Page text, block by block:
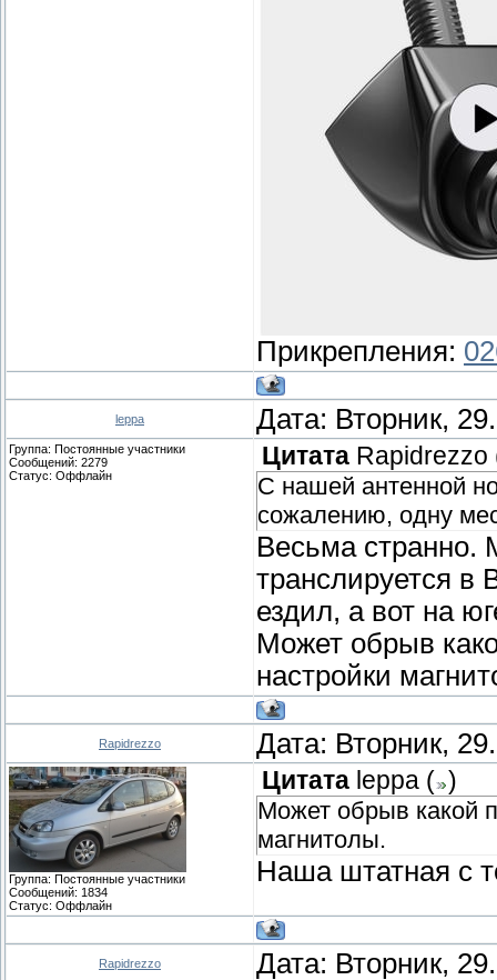
Прикрепления:
leppa Дата: Вторник,
Группа: Постоянные участники
Сообщений: 2279
Статус: Оффлайн
Цитата Rapidrezzo
С нашей антенной
сожалению, одну
Весьма странно.
транслируется в
ездил, а вот на
Может обрыв
настройки
Rapidrezzo Дата: Вторник,
Группа: Постоянные участники
Сообщений: 1834
Статус: Оффлайн
Цитата leppa ( )
Может обрыв какой
магнитолы.
Наша штатная с
Rapidrezzo Дата: Вторник,